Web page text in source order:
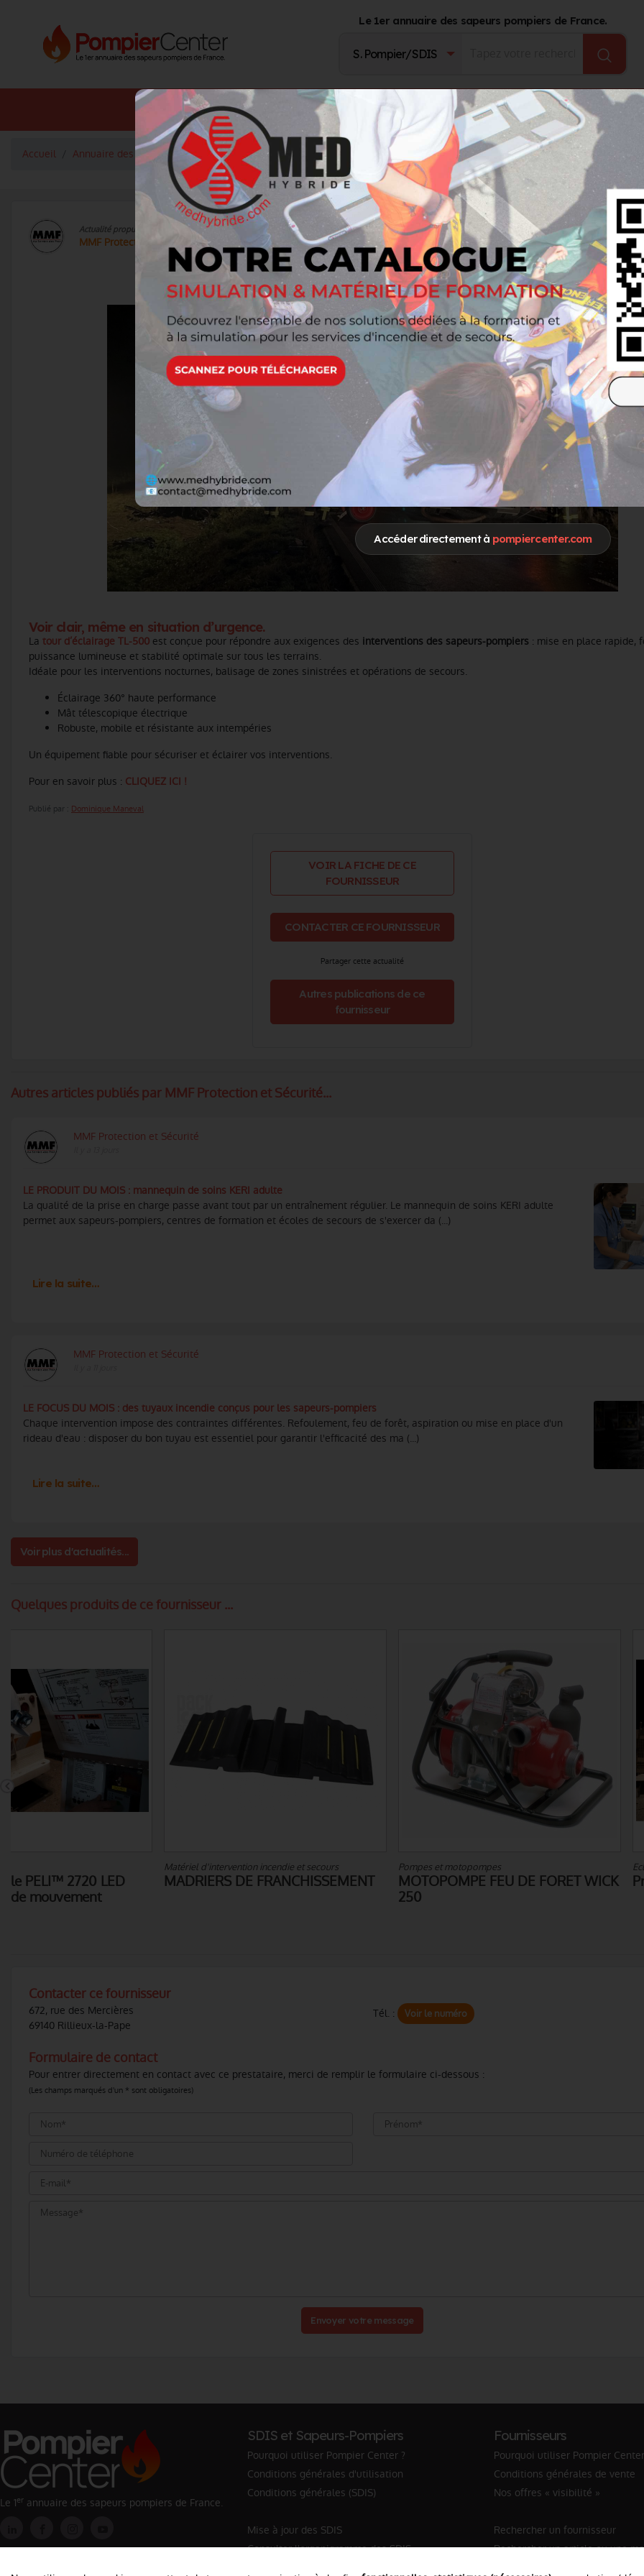
Accéder directement à pompiercenter.com
Le 1er annuaire des sapeurs pompiers de France.
Annuaire SDIS Annuaire Fournisseurs Catalogue Produits Journal
Accueil Annuaire des fournisseurs Eclairage MMF Protection et Sécurité Tour d’éclairage TL-500
Actualité propulsée par
MMF Protection et Sécurité
Tour d’éclairage TL-500
Voir clair, même en situation d’urgence.
La tour d’éclairage TL-500 est conçue pour répondre aux exigences des interventions des sapeurs-pompiers : mise en place rapide,
puissance lumineuse et stabilité optimale sur tous les terrains.
Idéale pour les interventions nocturnes, balisage de zones sinistrées et opérations de secours.
Éclairage 360° haute performance
Mât télescopique électrique
Robuste, mobile et résistante aux intempéries
Un équipement fiable pour sécuriser et éclairer vos interventions.
Pour en savoir plus : CLIQUEZ ICI !
Publié par : Dominique Maneval
VOIR LA FICHE DE CE
FOURNISSEUR
CONTACTER CE FOURNISSEUR
Partager cette actualité
Autres publications de ce
fournisseur
Autres articles publiés par MMF Protection et Sécurité...
MMF Protection et Sécurité
LE PRODUIT DU MOIS : mannequin de soins KERI adulte
La qualité de la prise en charge passe avant tout par un entraînement régulier. Le mannequin de soins KERI adulte
permet aux sapeurs-pompiers, centres de formation et écoles de secours de s'exercer da (...)
Lire la suite…
MMF Protection et Sécurité
LE FOCUS DU MOIS : des tuyaux incendie conçus pour les sapeurs-pompiers
Chaque intervention impose des contraintes différentes. Refoulement, feu de forêt, aspiration ou mise en place d'un
rideau d'eau : disposer du bon tuyau est essentiel pour garantir l'efficacité des ma (...)
Lire la suite…
Voir plus d'actualités...
Quelques produits de ce fournisseur ...
Matériel d'intervention incendie et secours
MADRIERS DE FRANCHISSEMENT
Pompes et motopompes
MOTOPOMPE FEU DE FORET WICK
Eclairage
Projecteur PELI™ RALS
Contacter ce fournisseur
672, rue des Mercières
69140 Rillieux-la-Pape
Tél. : Voir le numéro
Formulaire de contact
Pour entrer directement en contact avec ce prestataire, merci de remplir le formulaire ci-dessous :
(Les champs marqués d'un * sont obligatoires)
Envoyer votre message
Le 1er annuaire des sapeurs pompiers de France.
SDIS et Sapeurs-Pompiers
Pourquoi utiliser Pompier Center ?
Conditions générales d'utilisation
Conditions générales (SDIS)
Mise à jour des SDIS
Consulter l'organigramme des SDIS
Fournisseurs
Pourquoi utiliser Pompier
Conditions générales de vente
Nos offres « visibilité »
Rechercher un fournisseur
Rechercher un article ou une